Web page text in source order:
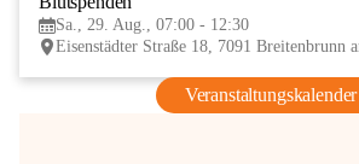
Sa., 29. Aug., 07:00 - 12:30
Veranstaltungskalender